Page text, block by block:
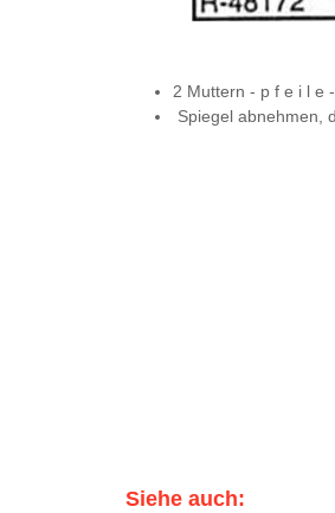
2 Muttern - p f e i l e
Spiegel abnehmen,
Siehe auch: